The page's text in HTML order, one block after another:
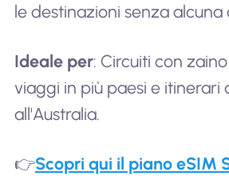
le destinazioni senza
Ideale per: Circuiti con
viaggi in più paesi e itinerari
all'Australia.
👉Scopri qui il piano eSIM